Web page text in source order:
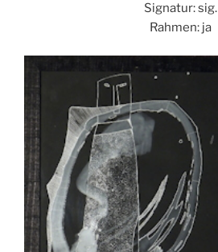
Signatur: sig.
Rahmen: ja